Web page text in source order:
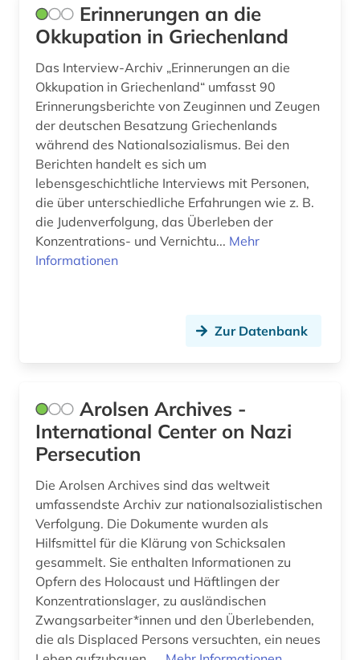
Erinnerungen an die
Okkupation in Griechenland
Das Interview-Archiv „Erinnerungen an die
Okkupation in Griechenland“ umfasst 90
Erinnerungsberichte von Zeuginnen und Zeugen
der deutschen Besatzung Griechenlands
während des Nationalsozialismus. Bei den
Berichten handelt es sich um
lebensgeschichtliche Interviews mit Personen,
die über unterschiedliche Erfahrungen wie z. B.
die Judenverfolgung, das Überleben der
Konzentrations- und Vernichtu... Mehr
Informationen
Zur Datenbank
Arolsen Archives -
International Center on Nazi
Persecution
Die Arolsen Archives sind das weltweit
umfassendste Archiv zur nationalsozialistischen
Verfolgung. Die Dokumente wurden als
Hilfsmittel für die Klärung von Schicksalen
gesammelt. Sie enthalten Informationen zu
Opfern des Holocaust und Häftlingen der
Konzentrationslager, zu ausländischen
Zwangsarbeiter*innen und den Überlebenden,
die als Displaced Persons versuchten, ein neues